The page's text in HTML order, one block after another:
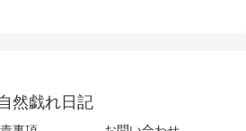
然戯れ日記